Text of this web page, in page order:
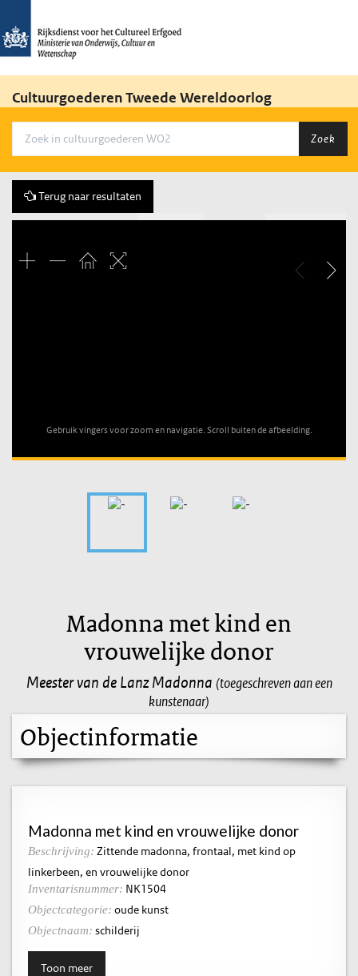
Cultuurgoederen Tweede Wereldoorlog
Zoek
Terug naar resultaten
Gebruik vingers voor zoom en navigatie. Scroll buiten de afbeelding.
Madonna met kind en
vrouwelijke donor
Meester van de Lanz Madonna (toegeschreven aan een
kunstenaar)
Objectinformatie
Madonna met kind en vrouwelijke donor
Beschrijving: Zittende madonna, frontaal, met kind op
linkerbeen, en vrouwelijke donor
Inventarisnummer: NK1504
Objectcategorie: oude kunst
Objectnaam: schilderij
Toon meer